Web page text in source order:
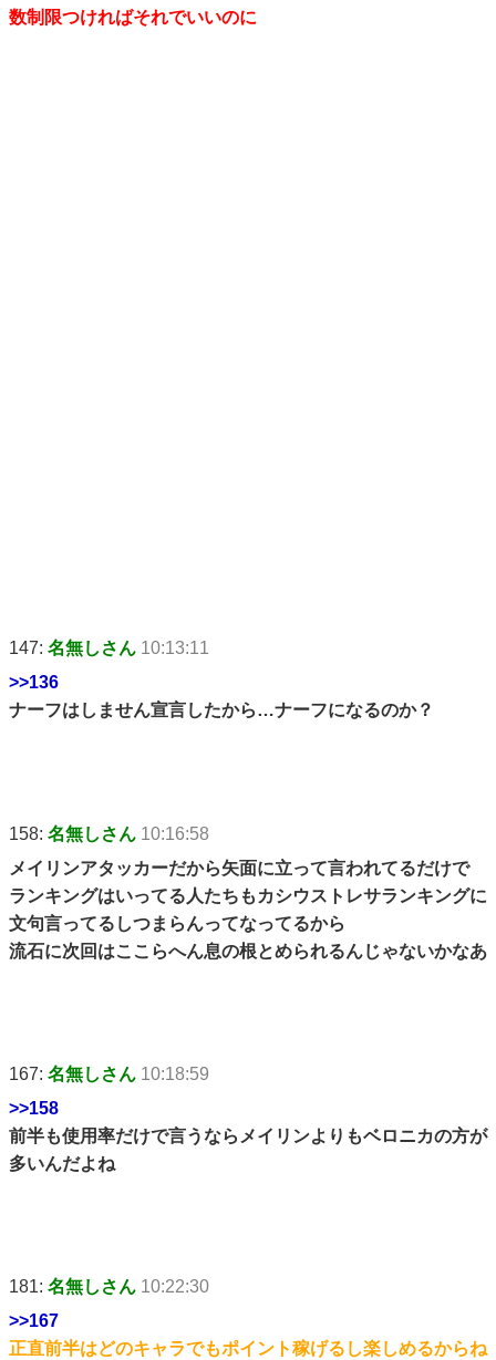
数制限つければそれでいいのに
147: 名無しさん 10:13:11
>>136
ナーフはしません宣言したから…ナーフになるのか？
158: 名無しさん 10:16:58
メイリンアタッカーだから矢面に立って言われてるだけで
ランキングはいってる人たちもカシウストレサランキングに
文句言ってるしつまらんってなってるから
流石に次回はここらへん息の根とめられるんじゃないかなあ
167: 名無しさん 10:18:59
>>158
前半も使用率だけで言うならメイリンよりもベロニカの方が
多いんだよね
181: 名無しさん 10:22:30
>>167
正直前半はどのキャラでもポイント稼げるし楽しめるからね